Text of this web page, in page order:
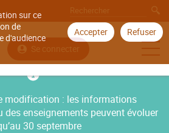
sur ce
de
d'audience
Accepter Refuser
Se connecter
modification : les informations
des enseignements peuvent évoluer
30 septembre